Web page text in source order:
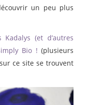
un peu plus
(et d’autres
Bio ! (plusieurs
ce site se trouvent